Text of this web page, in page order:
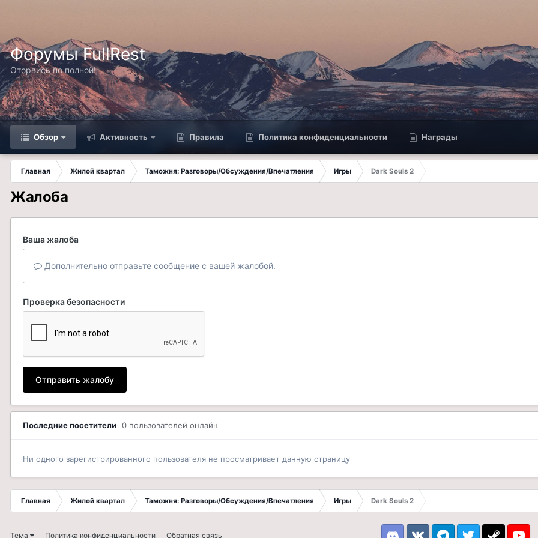
Форумы FullRest
Оторвись по полной!
Обзор Активность Правила Политика конфиденциальности Награды
Главная Жилой квартал Таможня: Разговоры/Обсуждения/Впечатления Игры
Dark Souls 2
Жалоба
Ваша жалоба
Дополнительно отправьте сообщение с вашей жалобой.
Проверка безопасности
Отправить жалобу
Последние посетители 0 пользователей онлайн
Ни одного зарегистрированного пользователя не просматривает данную страницу
Главная Жилой квартал Таможня: Разговоры/Обсуждения/Впечатления Игры Dark Souls 2
Тема Политика конфиденциальности Обратная связь